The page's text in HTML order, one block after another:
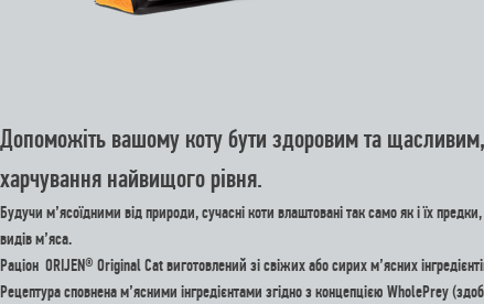
Допоможіть вашому коту бути здоровим та
харчування найвищого рівня.
Будучи м’ясоїдними від природи, сучасні коти влаштовані так само як і їх
видів м’яса.
Раціон ORIJEN® Original Cat виготовлений зі свіжих або сирих м’ясних
Рецептура сповнена м’ясними інгредієнтами згідно з концепцією WholePrey